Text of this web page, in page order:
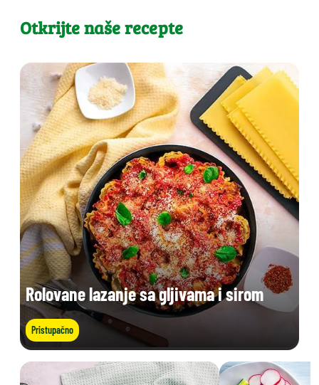
Otkrijte naše recepte
Rolovane lazanje sa gljivama i sirom
Pristupačno